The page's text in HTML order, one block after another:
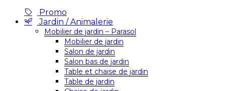
Promo
Jardin / Animalerie
Mobilier de jardin – Parasol
Mobilier de jardin
Salon de jardin
Salon bas de jardin
Table et chaise de jardin
Table de jardin